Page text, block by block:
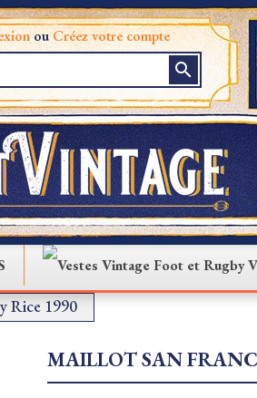
ouCréez votre compte
search
Rice 1990
MAILLOT SAN